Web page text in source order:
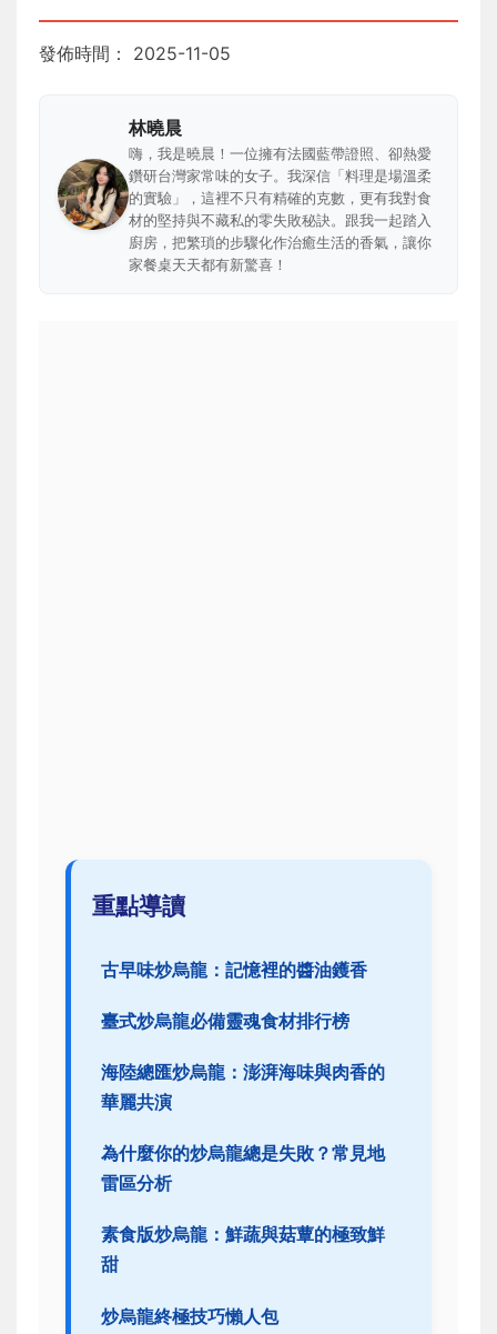
發佈時間： 2025-11-05
林曉晨
嗨，我是曉晨！一位擁有法國藍帶證照、卻熱愛
鑽研台灣家常味的女子。我深信「料理是場溫柔
的實驗」，這裡不只有精確的克數，更有我對食
材的堅持與不藏私的零失敗秘訣。跟我一起踏入
廚房，把繁瑣的步驟化作治癒生活的香氣，讓你
家餐桌天天都有新驚喜！
重點導讀
古早味炒烏龍：記憶裡的醬油鑊香
臺式炒烏龍必備靈魂食材排行榜
海陸總匯炒烏龍：澎湃海味與肉香的
華麗共演
為什麼你的炒烏龍總是失敗？常見地
雷區分析
素食版炒烏龍：鮮蔬與菇蕈的極致鮮
甜
炒烏龍終極技巧懶人包